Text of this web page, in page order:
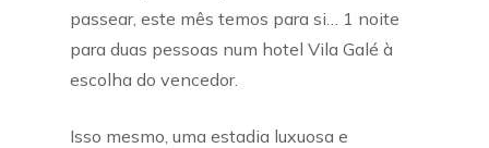
passear, este mês temos para si… 1 noite
para duas pessoas num hotel Vila Galé à
escolha do vencedor.
Isso mesmo, uma estadia luxuosa e